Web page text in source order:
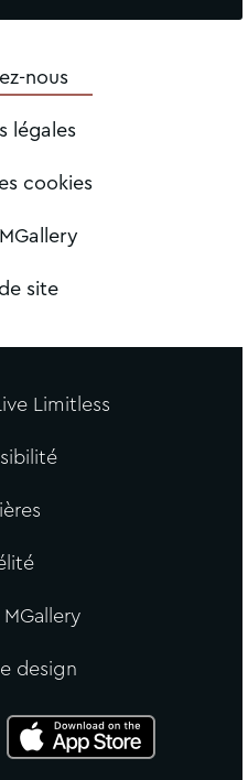
nous
légales
cookies
site
Limitless
design